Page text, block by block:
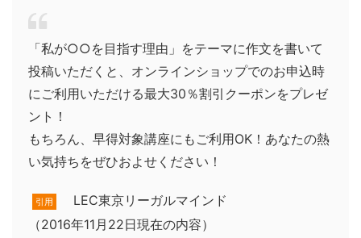
「私が○○を目指す理由」をテーマに作文を書いて
投稿いただくと、オンラインショップでのお申込時
にご利用いただける最大30％割引クーポンをプレゼ
ント！
もちろん、早得対象講座にもご利用OK！あなたの熱
い気持ちをぜひおよせください！
引用
LEC東京リーガルマインド
（2016年11月22日現在の内容）